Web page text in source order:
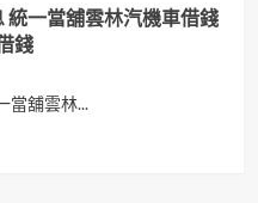
統一當舖雲林汽機車借錢
錢
當舖雲林...